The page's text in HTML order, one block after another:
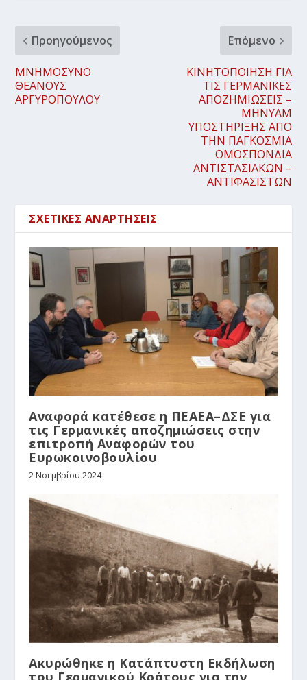
Προηγούμενος
ΜΝΗΜΟΣΥΝΟ
ΘΕΑΝΟΥΣ
ΑΡΓΥΡΟΠΟΥΛΟΥ
Επόμενο
ΚΙΝΗΤΟΠΟΙΗΣΗ ΓΙΑ
ΤΙΣ ΓΕΡΜΑΝΙΚΕΣ
ΑΠΟΖΗΜΙΩΣΕΙΣ –
ΜΗΝΥΑΜ
ΥΠΟΣΤΗΡΙΞΗΣ ΑΠΟ
ΤΗΝ ΠΑΓΚΟΣΜΙΑ
ΟΜΟΣΠΟΝΔΙΑ
ΑΝΤΙΣΤΑΣΙΑΚΩΝ –
ΑΝΤΙΦΑΣΙΣΤΩΝ
ΣΧΕΤΙΚΈΣ ΑΝΑΡΤΉΣΕΙΣ
Αναφορά κατέθεσε η ΠΕΑΕΑ–ΔΣΕ για
τις Γερμανικές αποζημιώσεις στην
επιτροπή Αναφορών του
Ευρωκοινοβουλίου
2 Νοεμβρίου 2024
Ακυρώθηκε η Κατάπτυστη Εκδήλωση
του Γερμανικού Κράτους για την